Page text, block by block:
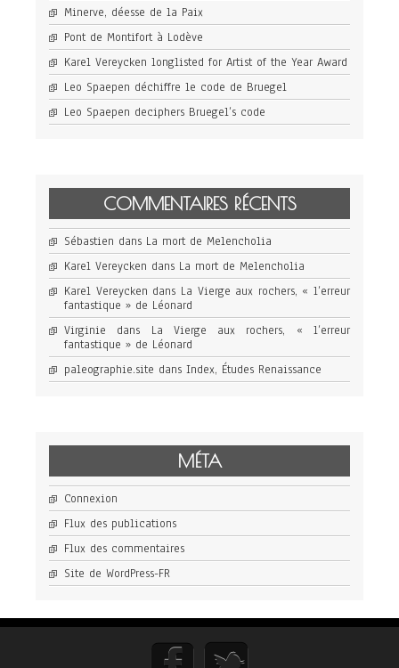
Minerve, déesse de la Paix
Pont de Montifort à Lodève
Karel Vereycken longlisted for Artist of the Year Award
Leo Spaepen déchiffre le code de Bruegel
Leo Spaepen deciphers Bruegel’s code
COMMENTAIRES RÉCENTS
Sébastien dans La mort de Melencholia
Karel Vereycken dans La mort de Melencholia
Karel Vereycken dans La Vierge aux rochers, « l’erreur
fantastique » de Léonard
Virginie dans La Vierge aux rochers, « l’erreur
fantastique » de Léonard
paleographie.site dans Index, Études Renaissance
MÉTA
Connexion
Flux des publications
Flux des commentaires
Site de WordPress-FR